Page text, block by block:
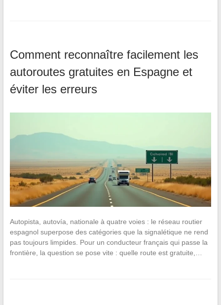
Comment reconnaître facilement les
autoroutes gratuites en Espagne et
éviter les erreurs
Autopista, autovía, nationale à quatre voies : le réseau routier
espagnol superpose des catégories que la signalétique ne rend
pas toujours limpides. Pour un conducteur français qui passe la
frontière, la question se pose vite : quelle route est gratuite,…